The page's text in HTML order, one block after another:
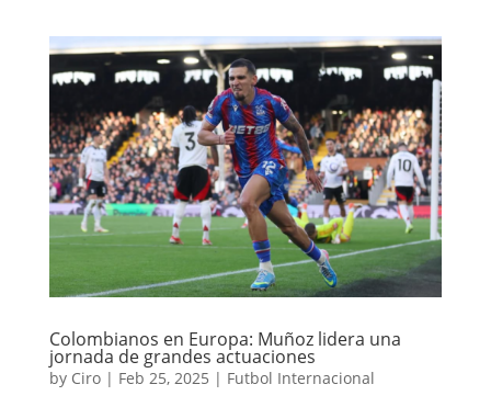
Colombianos en Europa: Muñoz lidera una
jornada de grandes actuaciones
by Ciro| Feb 25, 2025 | Futbol Internacional